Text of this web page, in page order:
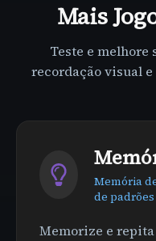
Mais
Teste e melhore
recordação visual
Memória
de padrões
Memorize e